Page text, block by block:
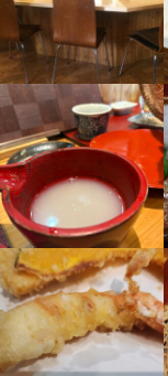
勤務地
兵庫県尼崎市神田中
連絡先
0909-273-1981
法人名・事業者名
石原　敏明
最終更新日2025/01/08
勤務地
兵庫県尼崎市神田中
連絡先
0909-273-1981
法人名・事業者名
石原　敏明
最終更新日2024/09/18